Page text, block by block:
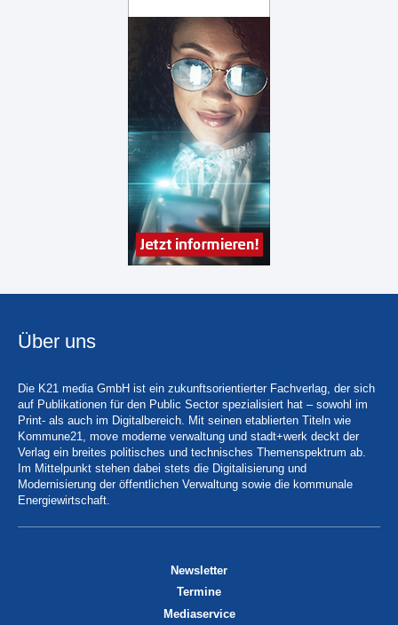
Über uns
Die K21 media GmbH ist ein zukunftsorientierter Fachverlag, der sich
auf Publikationen für den Public Sector spezialisiert hat – sowohl im
Print- als auch im Digitalbereich. Mit seinen etablierten Titeln wie
Kommune21, move moderne verwaltung und stadt+werk deckt der
Verlag ein breites politisches und technisches Themenspektrum ab.
Im Mittelpunkt stehen dabei stets die Digitalisierung und
Modernisierung der öffentlichen Verwaltung sowie die kommunale
Energiewirtschaft.
Newsletter
Termine
Mediaservice